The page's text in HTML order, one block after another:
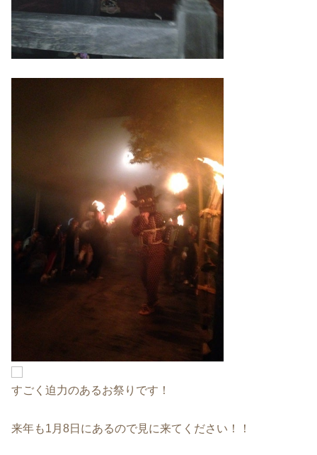
すごく迫力のあるお祭りです！
来年も1月8日にあるので見に来てください！！